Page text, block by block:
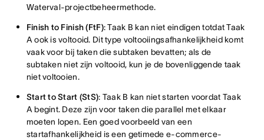
Waterval-projectbeheermethode.
Finish to Finish (FtF): Taak B kan niet eindigen totdat Taak
A ook is voltooid. Dit type voltooiingsafhankelijkheid komt
vaak voor bij taken die subtaken bevatten; als de
subtaken niet zijn voltooid, kun je de bovenliggende taak
niet voltooien.
Start to Start (StS): Taak B kan niet starten voordat Taak
A begint. Deze zijn voor taken die parallel met elkaar
moeten lopen. Een goed voorbeeld van een
startafhankelijkheid is een getimede e-commerce-